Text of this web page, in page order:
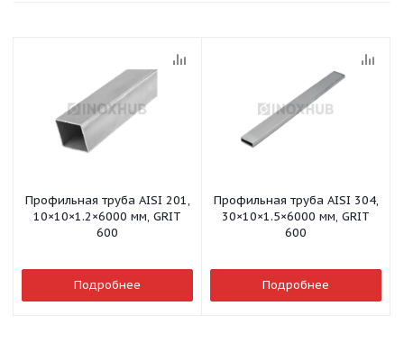
Профильная труба AISI 201,
10×10×1.2×6000 мм, GRIT
600
Подробнее
Профильная труба AISI 304,
30×10×1.5×6000 мм, GRIT
600
Подробнее